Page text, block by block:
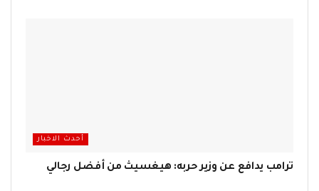
أحدث الاخبار
ترامب يدافع عن وزير حربه: هيغسيث من أفضل رجالي